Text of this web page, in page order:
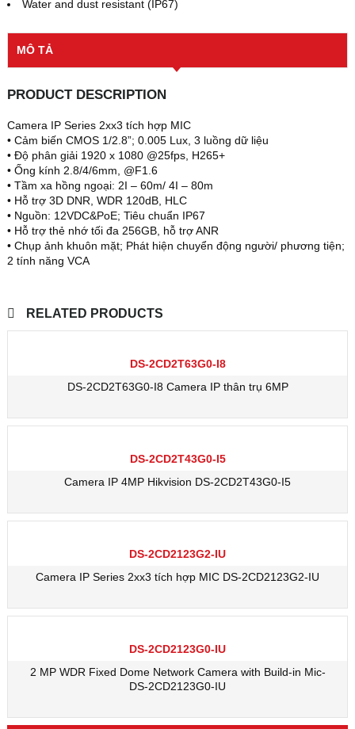
Water and dust resistant (IP67)
MÔ TẢ
PRODUCT DESCRIPTION
Camera IP Series 2xx3 tích hợp MIC
• Cảm biến CMOS 1/2.8”; 0.005 Lux, 3 luồng dữ liệu
• Độ phân giải 1920 x 1080 @25fps, H265+
• Ống kính 2.8/4/6mm, @F1.6
• Tầm xa hồng ngoại: 2I – 60m/ 4I – 80m
• Hỗ trợ 3D DNR, WDR 120dB, HLC
• Nguồn: 12VDC&PoE; Tiêu chuẩn IP67
• Hỗ trợ thẻ nhớ tối đa 256GB, hỗ trợ ANR
• Chụp ảnh khuôn mặt; Phát hiện chuyển động người/ phương tiện;
2 tính năng VCA
RELATED PRODUCTS
DS-2CD2T63G0-I8
DS-2CD2T63G0-I8 Camera IP thân trụ 6MP
DS-2CD2T43G0-I5
Camera IP 4MP Hikvision DS-2CD2T43G0-I5
DS-2CD2123G2-IU
Camera IP Series 2xx3 tích hợp MIC DS-2CD2123G2-IU
DS-2CD2123G0-IU
2 MP WDR Fixed Dome Network Camera with Build-in Mic-
DS-2CD2123G0-IU